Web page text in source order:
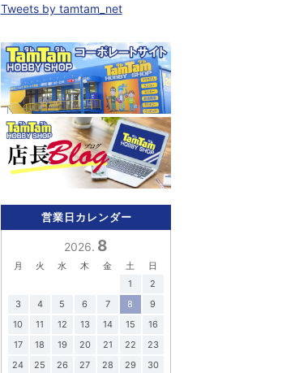
Tweets by tamtam_net
営業日カレンダー
2026. 8
月 火 水 木 金 土
日
1
2
3
4 5 6 7 8
9
10
11 12 13 14 15
16
17
18 19 20 21 22
23
24
25 26 27 28 29
30